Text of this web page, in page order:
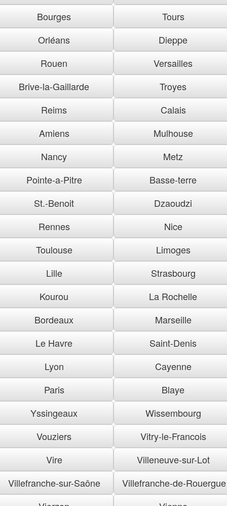
Bourges
Tours
Orléans
Dieppe
Rouen
Versailles
Brive-la-Gaillarde
Troyes
Reims
Calais
Amiens
Mulhouse
Nancy
Metz
Pointe-a-Pitre
Basse-terre
St.-Benoit
Dzaoudzi
Rennes
Nice
Toulouse
Limoges
Lille
Strasbourg
Kourou
La Rochelle
Bordeaux
Marseille
Le Havre
Saint-Denis
Lyon
Cayenne
Paris
Blaye
Yssingeaux
Wissembourg
Vouziers
Vitry-le-Francois
Vire
Villeneuve-sur-Lot
Villefranche-sur-Saône
Villefranche-de-Rouergue